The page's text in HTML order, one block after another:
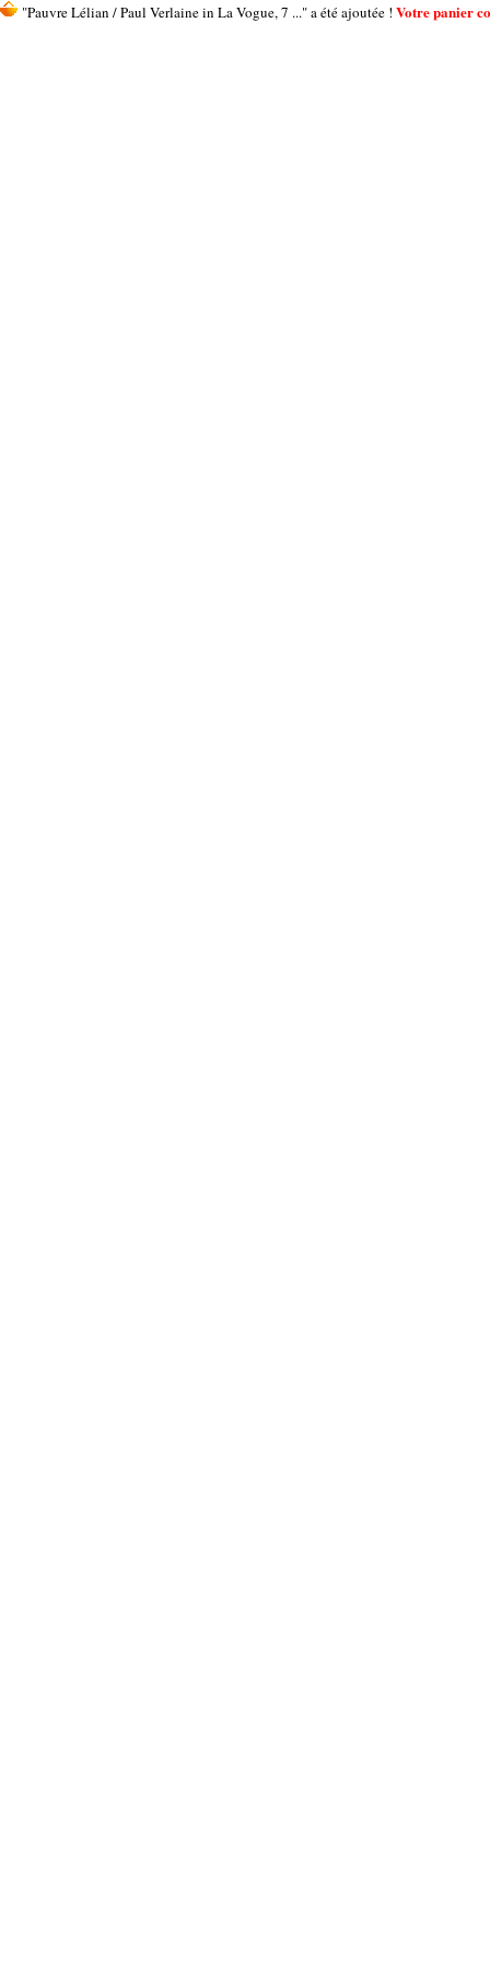
"Pauvre Lélian / Paul Verlaine in La Vogue, 7 ..." a été ajoutée ! Votre panier